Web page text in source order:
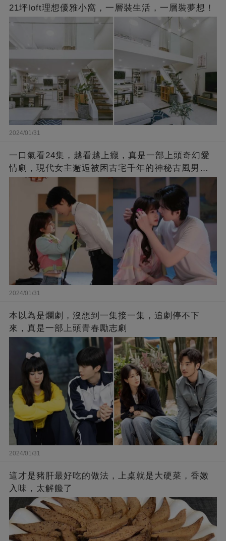
21坪loft理想優雅小窩，一層裝生活，一層裝夢想！
2024/01/31
一口氣看24集，越看越上癮，真是一部上頭奇幻愛
情劇，現代女主邂逅被困古宅千年的神秘古風男
子，演繹跨越時空的浪漫愛情故事！
2024/01/31
本以為是爛劇，沒想到一集接一集，追劇停不下
來，真是一部上頭青春勵志劇
2024/01/31
這才是豬肝最好吃的做法，上桌就是大硬菜，香嫩
入味，太解饞了